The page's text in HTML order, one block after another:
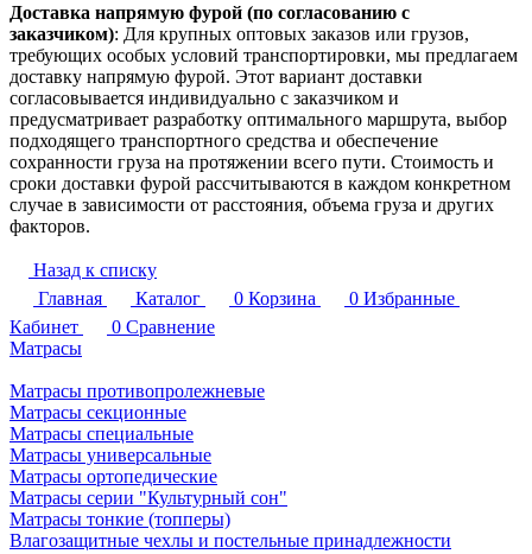
Доставка напрямую фурой (по согласованию с
заказчиком): Для крупных оптовых заказов или грузов,
требующих особых условий транспортировки, мы предлагаем
доставку напрямую фурой. Этот вариант доставки
согласовывается индивидуально с заказчиком и
предусматривает разработку оптимального маршрута, выбор
подходящего транспортного средства и обеспечение
сохранности груза на протяжении всего пути. Стоимость и
сроки доставки фурой рассчитываются в каждом конкретном
случае в зависимости от расстояния, объема груза и других
факторов.
Назад к списку
Главная
Каталог 0 Корзина 0 Избранные
Кабинет
0 Сравнение
Матрасы
Матрасы противопролежневые
Матрасы секционные
Матрасы специальные
Матрасы универсальные
Матрасы ортопедические
Матрасы серии "Культурный сон"
Матрасы тонкие (топперы)
Влагозащитные чехлы и постельные принадлежности